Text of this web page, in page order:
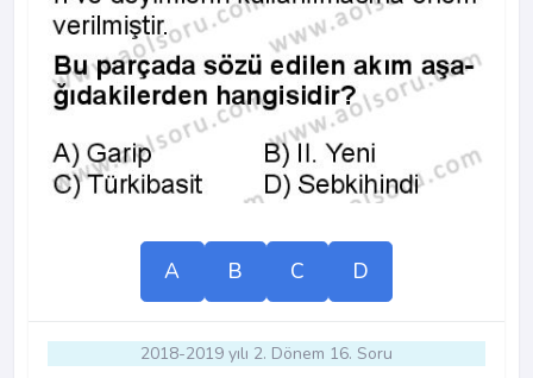
A B C D
2018-2019 yılı 2. Dönem 16. Soru